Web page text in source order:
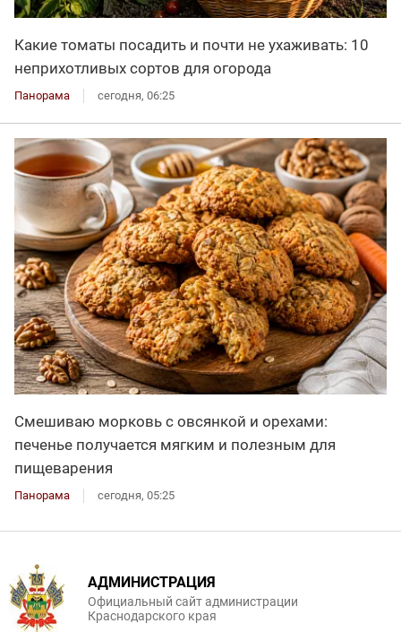
Какие томаты посадить и почти не ухаживать: 10
неприхотливых сортов для огорода
Панорама сегодня, 06:25
Смешиваю морковь с овсянкой и орехами:
печенье получается мягким и полезным для
пищеварения
Панорама сегодня, 05:25
АДМИНИСТРАЦИЯ
Официальный сайт администрации
Краснодарского края